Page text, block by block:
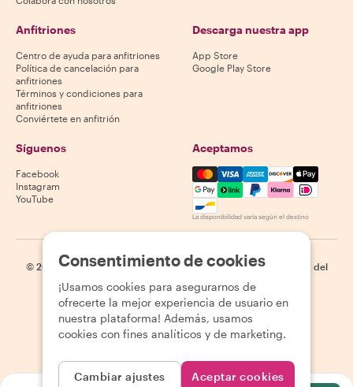
Anfitriones
Centro de ayuda para anfitriones
Política de cancelación para
anfitriones
Términos y condiciones para
anfitriones
Conviértete en anfitrión
Descarga nuestra app
App Store
Google Play Store
Síguenos
Facebook
Instagram
YouTube
Aceptamos
Mastercard, Visa, Amex,
La disponibilidad varía según el destino
© 2026 Withlocals.com | Política de privacidad | Cookies
Mapa del
Consentimiento de cookies
¡Usamos cookies para asegurarnos de
ofrecerte la mejor experiencia de usuario en
nuestra plataforma! Además, usamos
cookies con fines analíticos y de marketing.
Cambiar ajustes Aceptar cookies